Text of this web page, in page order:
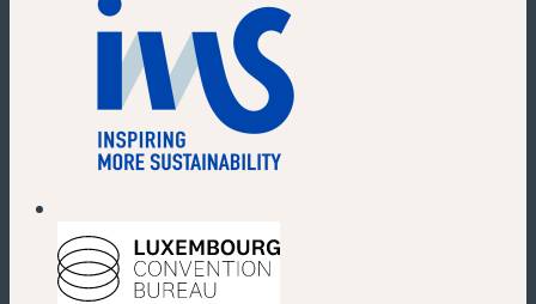
(nouvelle fenêtre)